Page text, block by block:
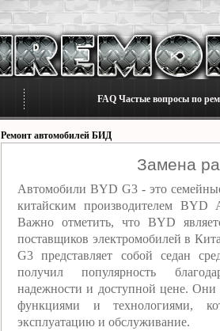
FAQ Частые вопросы по
Ремонт автомобилей БИД
Замена
Автомобили BYD G3 - это
китайским производителем BYD
Важно отметить, что BYD
поставщиков электромобилей в
G3 представляет собой седан
получил популярность
надежности и доступной цене.
функциями и технологиями,
эксплуатацию и обслуживание.